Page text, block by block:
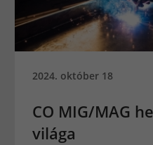
2024. október 18
CO MIG/MAG
világa